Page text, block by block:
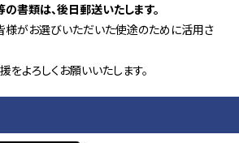
書類は、後日郵送いたします。
様がお選びいただいた使途のために活用さ
よろしくお願いいたします。